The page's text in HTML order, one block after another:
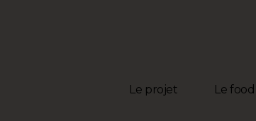
Le projet Le